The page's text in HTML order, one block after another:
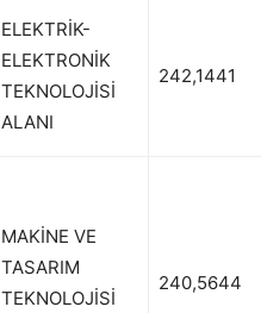
ELEKTRİK-
ELEKTRONİK
TEKNOLOJİSİ
ALANI
242,1441
MAKİNE VE
TASARIM
TEKNOLOJİSİ
240,5644